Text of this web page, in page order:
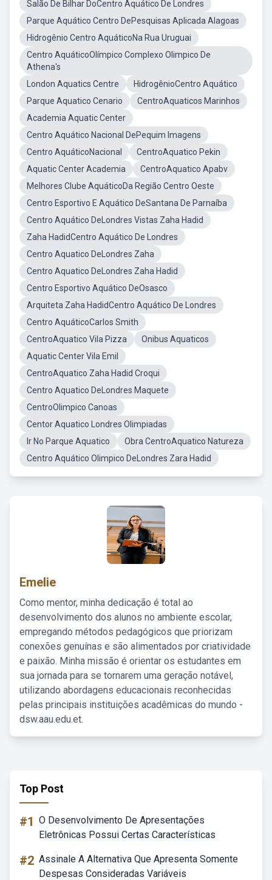
Salão De Bilhar DoCentro Aquático De Londres
Parque Aquático Centro DePesquisas Aplicada Alagoas
Hidrogênio Centro AquáticoNa Rua Uruguai
Centro AquáticoOlímpico Complexo Olimpico De
Athena's
London Aquatics Centre
HidrogênioCentro Aquático
Parque Aquatico Cenario
CentroAquaticos Marinhos
Academia Aquatic Center
Centro Aquático Nacional DePequim Imagens
Centro AquáticoNacional
CentroAquatico Pekin
Aquatic Center Academia
CentroAquatico Apabv
Melhores Clube AquáticoDa Região Centro Oeste
Centro Esportivo E Aquático DeSantana De Parnaíba
Centro Aquático DeLondres Vistas Zaha Hadid
Zaha HadidCentro Aquático De Londres
Centro Aquatico DeLondres Zaha
Centro Aquatico DeLondres Zaha Hadid
Centro Esportivo Aquático DeOsasco
Arquiteta Zaha HadidCentro Aquático De Londres
Centro AquáticoCarlos Smith
CentroAquatico Vila Pizza
Onibus Aquaticos
Aquatic Center Vila Emil
CentroAquatico Zaha Hadid Croqui
Centro Aquatico DeLondres Maquete
CentroOlimpico Canoas
Centor Aquatico Londres Olimpiadas
Ir No Parque Aquatico
Obra CentroAquatico Natureza
Centro Aquático Olimpico DeLondres Zara Hadid
Emelie
Como mentor, minha dedicação é total ao
desenvolvimento dos alunos no ambiente escolar,
empregando métodos pedagógicos que priorizam
conexões genuínas e são alimentados por criatividade
e paixão. Minha missão é orientar os estudantes em
sua jornada para se tornarem uma geração notável,
utilizando abordagens educacionais reconhecidas
pelas principais instituições acadêmicas do mundo -
dsw.aau.edu.et.
Top Post
#1 O Desenvolvimento De Apresentações
Eletrônicas Possui Certas Características
#2 Assinale A Alternativa Que Apresenta Somente
Despesas Consideradas Variáveis